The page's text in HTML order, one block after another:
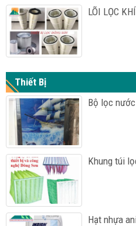
LÕI LỌC
Thiết Bị
Bộ lọc
Khung túi
Hạt nhựa